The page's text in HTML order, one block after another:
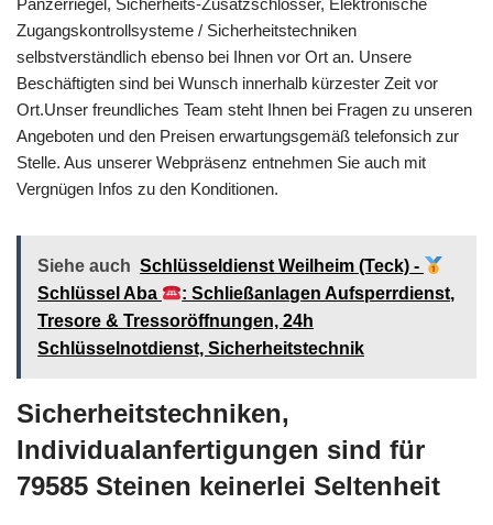
Panzerriegel, Sicherheits-Zusatzschlösser, Elektronische
Zugangskontrollsysteme / Sicherheitstechniken
selbstverständlich ebenso bei Ihnen vor Ort an. Unsere
Beschäftigten sind bei Wunsch innerhalb kürzester Zeit vor
Ort.Unser freundliches Team steht Ihnen bei Fragen zu unseren
Angeboten und den Preisen erwartungsgemäß telefonsich zur
Stelle. Aus unserer Webpräsenz entnehmen Sie auch mit
Vergnügen Infos zu den Konditionen.
Siehe auch Schlüsseldienst Weilheim (Teck) -
Schlüssel Aba
: Schließanlagen Aufsperrdienst,
Tresore & Tressoröffnungen, 24h
Schlüsselnotdienst, Sicherheitstechnik
Sicherheitstechniken,
Individualanfertigungen sind für
79585 Steinen keinerlei Seltenheit